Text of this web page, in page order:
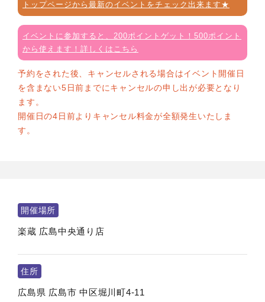
トップページから最新のイベントをチェック出来ます★
イベントに参加すると、200ポイントゲット！500ポイント
から使えます！詳しくはこちら
予約をされた後、キャンセルされる場合はイベント開催日
を含まない5日前までにキャンセルの申し出が必要となり
ます。
開催日の4日前よりキャンセル料金が全額発生いたしま
す。
開催場所
楽蔵 広島中央通り店
住所
広島県 広島市 中区堀川町4-11